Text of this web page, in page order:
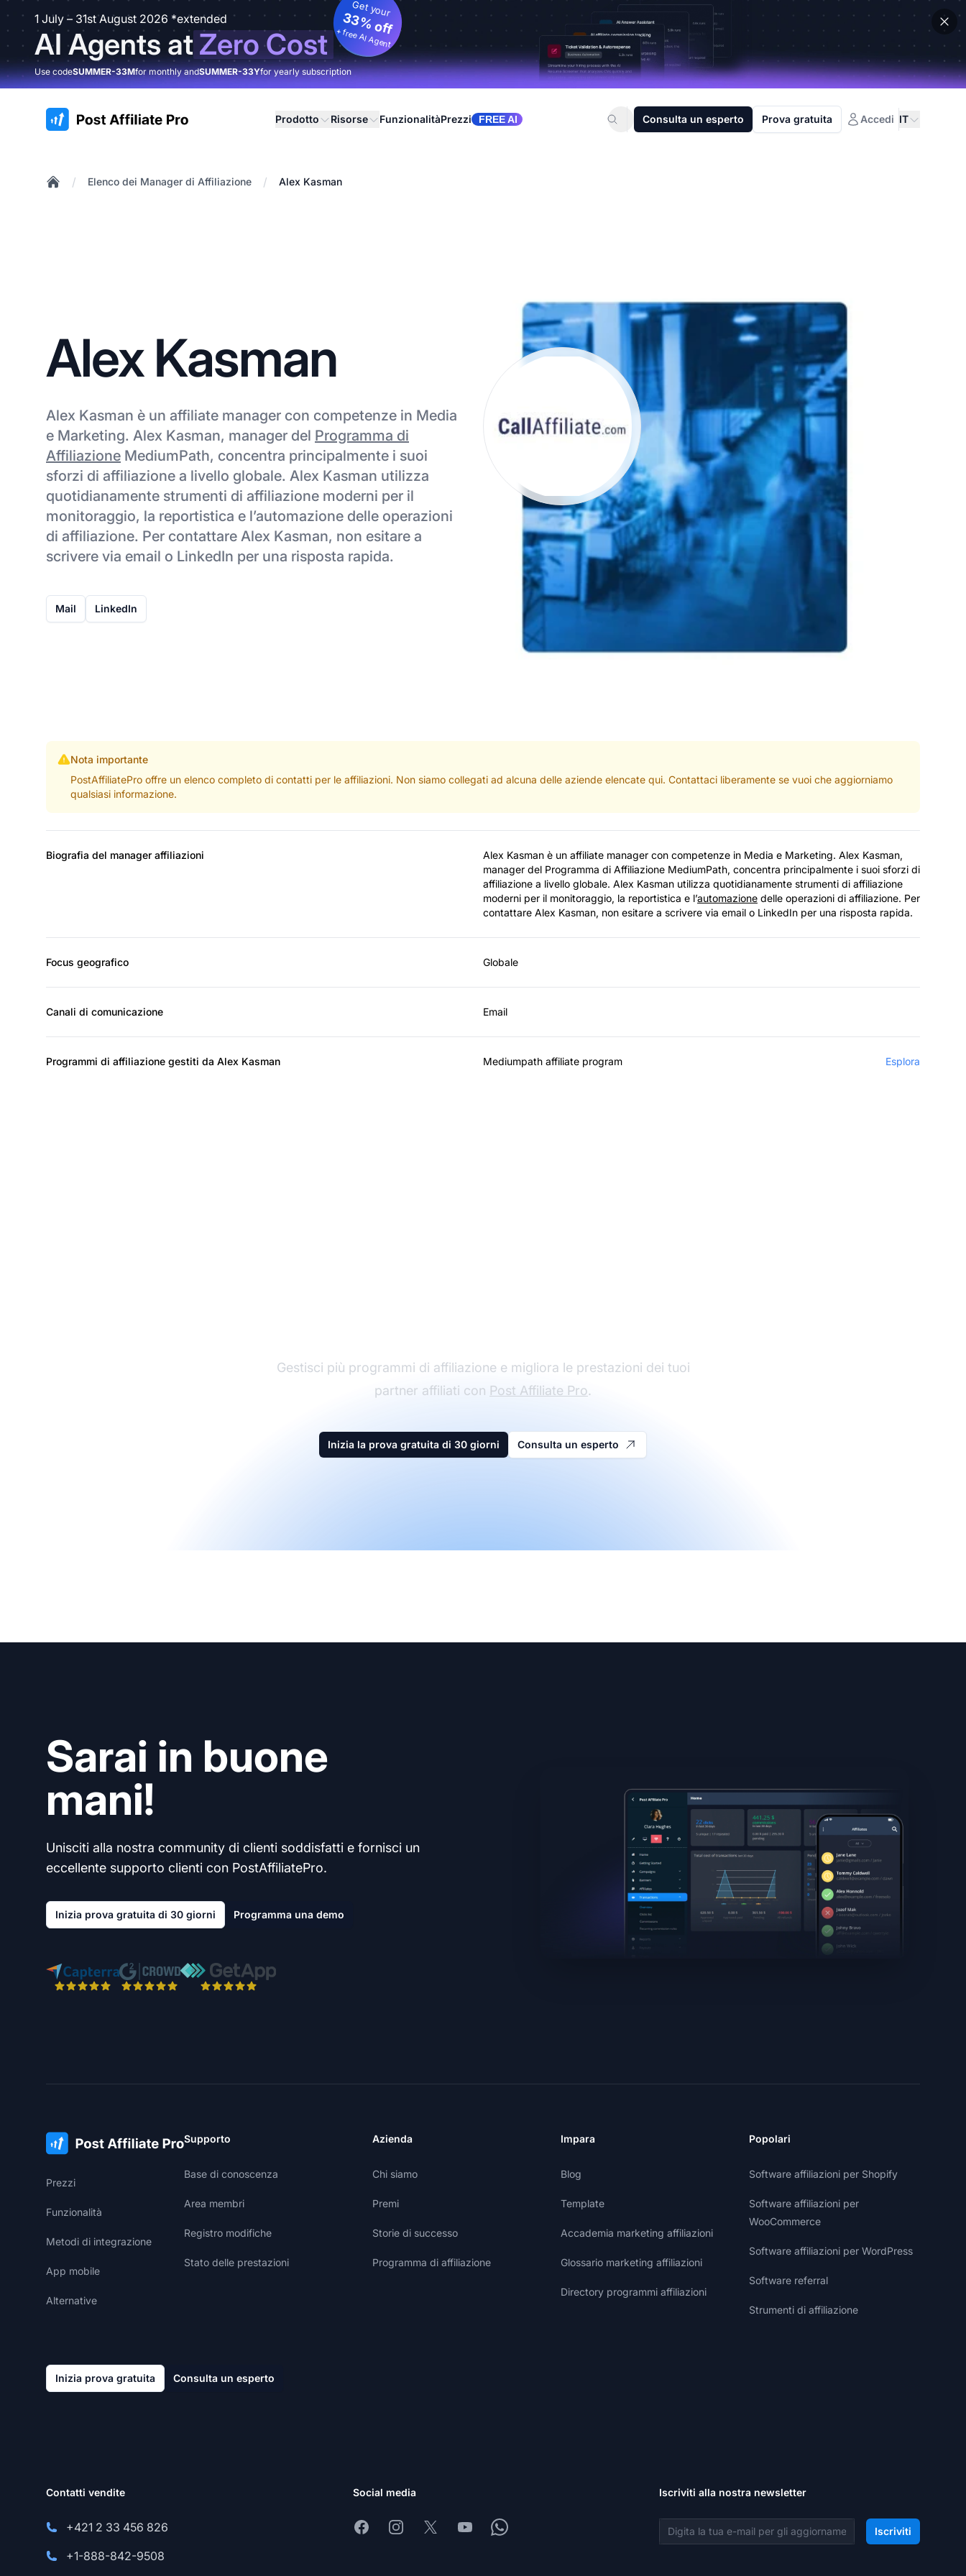
1 July – 31st August 2026 *extended
AI Agents atZero Cost
Get your
33% off
+ free AI Agent
Use codeSUMMER-33Mfor monthly andSUMMER-33Yfor yearly subscription
:site.title Prodotto Risorse FunzionalitàPrezzi FREE AI Consulta un esperto Prova gratuita Accedi IT
/ Elenco dei Manager di Affiliazione / Alex Kasman
Alex Kasman
Alex Kasman è un affiliate manager con competenze in Media
e Marketing. Alex Kasman, manager del Programma di
Affiliazione MediumPath, concentra principalmente i suoi
sforzi di affiliazione a livello globale. Alex Kasman utilizza
quotidianamente strumenti di affiliazione moderni per il
monitoraggio, la reportistica e l’automazione delle operazioni
di affiliazione. Per contattare Alex Kasman, non esitare a
scrivere via email o LinkedIn per una risposta rapida.
Mail LinkedIn
Nota importante
PostAffiliatePro offre un elenco completo di contatti per le affiliazioni. Non siamo collegati ad alcuna delle aziende elencate qui. Contattaci liberamente se vuoi che aggiorniamo
qualsiasi informazione.
Biografia del manager affiliazioni
Alex Kasman è un affiliate manager con competenze in Media e Marketing. Alex Kasman,
manager del Programma di Affiliazione MediumPath, concentra principalmente i suoi sforzi di
affiliazione a livello globale. Alex Kasman utilizza quotidianamente strumenti di affiliazione
moderni per il monitoraggio, la reportistica e l’automazione delle operazioni di affiliazione. Per
contattare Alex Kasman, non esitare a scrivere via email o LinkedIn per una risposta rapida.
Focus geografico Globale
Canali di comunicazione Email
Programmi di affiliazione gestiti da Alex Kasman Mediumpath affiliate program Esplora
Gestisci più programmi di affiliazione e migliora le prestazioni dei tuoi
partner affiliati con Post Affiliate Pro.
Inizia la prova gratuita di 30 giorni Consulta un esperto
Sarai in buone
mani!
Unisciti alla nostra community di clienti soddisfatti e fornisci un
eccellente supporto clienti con PostAffiliatePro.
Inizia prova gratuita di 30 giorni Programma una demo
Prezzi
Funzionalità
Metodi di integrazione
App mobile
Alternative
Supporto
Base di conoscenza
Area membri
Registro modifiche
Stato delle prestazioni
Azienda
Chi siamo
Premi
Storie di successo
Programma di affiliazione
Impara
Blog
Template
Accademia marketing affiliazioni
Glossario marketing affiliazioni
Directory programmi affiliazioni
Popolari
Software affiliazioni per Shopify
Software affiliazioni per
WooCommerce
Software affiliazioni per WordPress
Software referral
Strumenti di affiliazione
Inizia prova gratuita Consulta un esperto
Contatti vendite
+421 2 33 456 826
+1-888-842-9508
Social media
FacebookInstagram
X YoutubeWhatsapp
Iscriviti alla nostra newsletter
Indirizzo email Iscriviti